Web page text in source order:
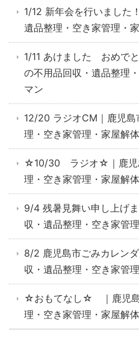
1/12 新年会を行いました
遺品整理・空き家管理・
1/11 あけました おめで
の不用品回収・遺品整理
マン
12/20 ラジオCM｜鹿児
理・空き家管理・家屋解
☆10/30 ラジオ☆｜鹿児
理・空き家管理・家屋解
9/4 残暑見舞い申し上げ
収・遺品整理・空き家管
8/2 鹿児島市ごみカレン
収・遺品整理・空き家管
☆おもてなし☆ ｜鹿児島
理・空き家管理・家屋解